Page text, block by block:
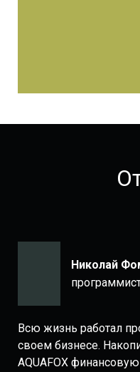
Николай
Всю жизнь работал
своем бизнесе.
AQUAFOX